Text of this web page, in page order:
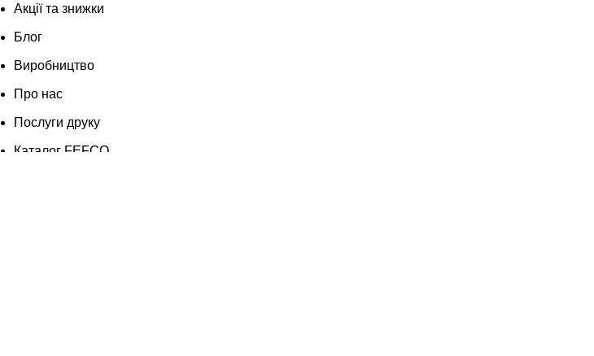
Акції та знижки
Блог
Виробництво
Про нас
Послуги друку
Каталог FEFCO